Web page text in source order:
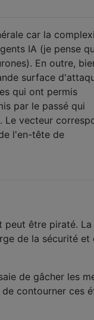
car la
IA (je pense
En outre,
surface
qui ont permis
par le passé qui
Le vecteur
l'en-tête de
peut être piraté. La
de la sécurité et
de gâcher les
contourner ces